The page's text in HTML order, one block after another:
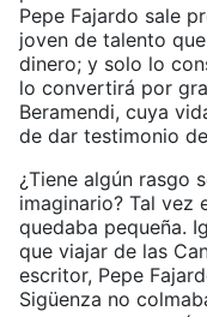
Pepe Fajardo sale
joven de talento
dinero; y solo lo
lo convertirá por
Beramendi, cuya
de dar testimonio
¿Tiene algún rasgo
imaginario? Tal vez
quedaba pequeña.
que viajar de las
escritor, Pepe
Sigüenza no